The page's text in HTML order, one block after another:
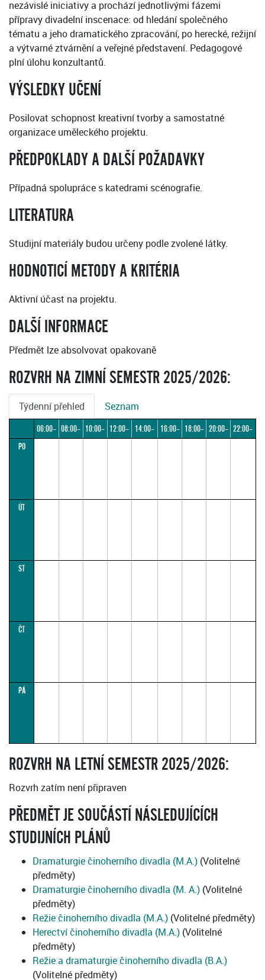
nezávislé iniciativy a prochází jednotlivými fázemi
přípravy divadelní inscenace: od hledání společného
tématu a jeho dramatického zpracování, po herecké, režijní
a výtvarné ztvárnění a veřejné představení. Pedagogové
plní úlohu konzultantů.
VÝSLEDKY UČENÍ
Posilovat schopnost kreativní tvorby a samostatné
organizace uměleckého projektu.
PŘEDPOKLADY A DALŠÍ POŽADAVKY
Případná spolupráce s katedrami scénografie.
LITERATURA
Studijní materiály budou určeny podle zvolené látky.
HODNOTICÍ METODY A KRITÉRIA
Aktivní účast na projektu.
DALŠÍ INFORMACE
Předmět lze absolvovat opakovaně
ROZVRH NA ZIMNÍ SEMESTR 2025/2026:
Týdenní přehled Seznam
06:00– 08:00– 10:00– 12:00–
14:00–
16:00– 18:00– 20:00– 22:00–
PO
ÚT
ST
ČT
PÁ
ROZVRH NA LETNÍ SEMESTR 2025/2026:
Rozvrh zatím není připraven
PŘEDMĚT JE SOUČÁSTÍ NÁSLEDUJÍCÍCH
STUDIJNÍCH PLÁNŮ
Dramaturgie činoherního divadla (M.A.) (Volitelné
předměty)
Dramaturgie činoherního divadla (M. A.) (Volitelné
předměty)
Režie činoherního divadla (M.A.) (Volitelné předměty)
Herectví činoherního divadla (M.A.) (Volitelné
předměty)
Režie a dramaturgie činoherního divadla (B.A.)
(Volitelné předměty)